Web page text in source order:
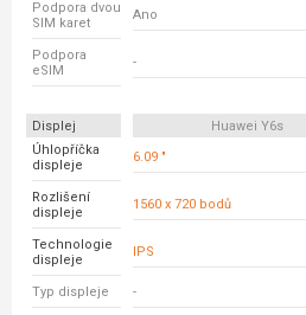
Podpora dvou
SIM karet
Ano
Podpora
eSIM
-
Displej Huawei Y6s
Úhlopříčka
displeje
6.09 "
Rozlišení
displeje
1560 x 720 bodů
Technologie
displeje
IPS
Typ displeje -